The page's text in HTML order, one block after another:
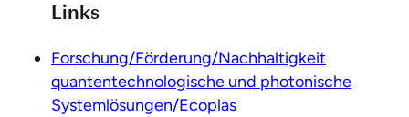
Links
Forschung/Förderung/Nachhaltigkeit
quantentechnologische und photonische
Systemlösungen/Ecoplas